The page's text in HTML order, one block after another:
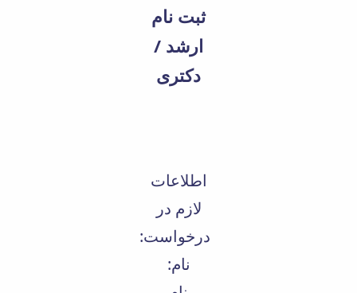
ثبت نام
ارشد /
دکتری
اطلاعات
لازم در
درخواست:
نام: